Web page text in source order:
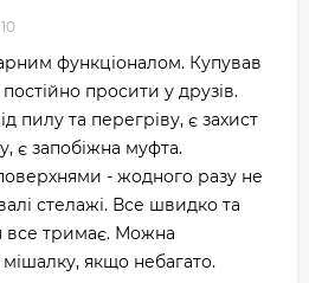
функціоналом. Купував
просити у друзів.
пилу та перегріву, є захист
є запобіжна муфта.
- жодного разу не
стелажі. Все швидко та
все тримає. Можна
якщо небагато.